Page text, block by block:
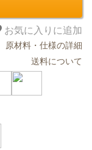
お気に入りに追加
原材料・仕様の詳細
送料について